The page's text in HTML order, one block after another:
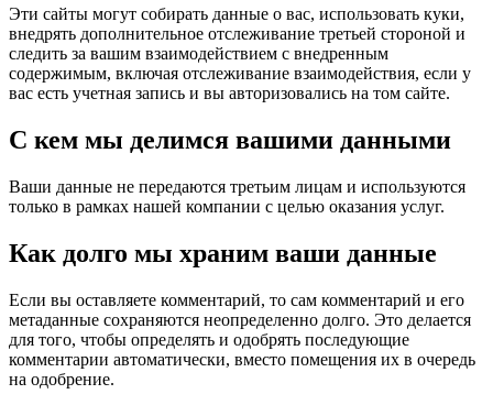
Эти сайты могут собирать данные о вас, использовать куки,
внедрять дополнительное отслеживание третьей стороной и
следить за вашим взаимодействием с внедренным
содержимым, включая отслеживание взаимодействия, если у
вас есть учетная запись и вы авторизовались на том сайте.
С кем мы делимся вашими данными
Ваши данные не передаются третьим лицам и используются
только в рамках нашей компании с целью оказания услуг.
Как долго мы храним ваши данные
Если вы оставляете комментарий, то сам комментарий и его
метаданные сохраняются неопределенно долго. Это делается
для того, чтобы определять и одобрять последующие
комментарии автоматически, вместо помещения их в очередь
на одобрение.